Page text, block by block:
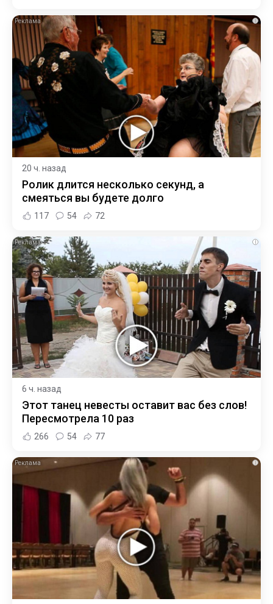
i
20 ч. назад
Ролик длится несколько секунд, а
смеяться вы будете долго
117 54 72
i
6 ч. назад
Этот танец невесты оставит вас без слов!
Пересмотрела 10 раз
266 54 77
i